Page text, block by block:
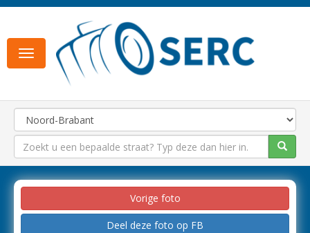
Toggle
navigation
Vorige foto
Deel deze foto op FB